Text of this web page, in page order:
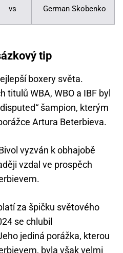
vs German Skobenko
tip
boxery světa.
titulů WBA, WBO a IBF byl
šampion, kterým
Artura Beterbieva.
vyzván k obhajobě
vzdal ve prospěch
za špičku světového
se chlubil
jediná porážka, kterou
byla však velmi